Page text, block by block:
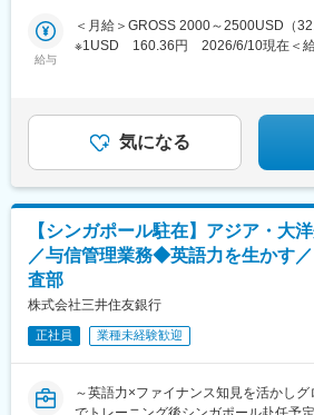
【業務内容】
・お客様への最新の保険情報の提供など
⇒顧客が積極的に事業拡大ができるよ
営業次第ではさらに売り上げを伸ばし
ます。
新しいニーズがあれば、それに合う保
裁量権を持って営業ができます。
●上司 日本人営業マネージャー
■ベトナムで働くメリット
すい国です。
日本より物価が低く、安全面でもテロ
給与
＜月給＞GROSS 2000～2500USD（
※1USD 160.36円 2026/6/10現在＜給
気になる
【シンガポール駐在】アジア・大
／与信管理業務◆英語力を生かす
査部
株式会社三井住友銀行
正社員 業種未経験歓迎
～英語力×ファイナンス知見を活かし